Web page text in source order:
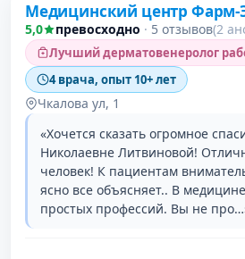
Медицинский центр Фарм-
5,0 превосходно · 5 отзывов(2
Лучший дерматовенеролог
4 врача, опыт 10+ лет
Чкалова ул, 1
«Хочется сказать огромное
Николаевне Литвиновой!
человек! К пациентам
ясно все объясняет.. В
простых профессий. Вы не